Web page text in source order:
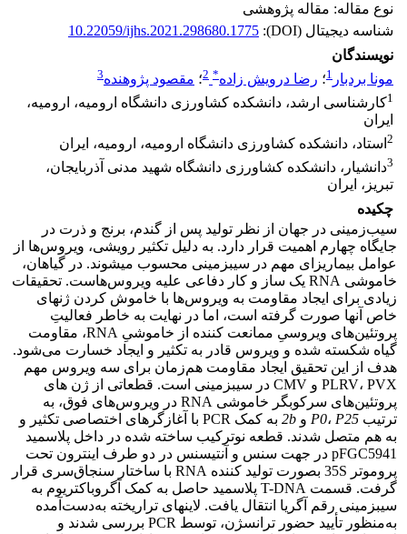
نوع مقاله: مقاله پژوهشی
شناسه دیجیتال (DOI):
10.22059/ijhs.2021.298680.1775
نویسندگان
مونا بردبار 1؛ رضا درویش زاده*
2؛ مقصود پژوهنده3
1کارشناسی ارشد، دانشکده کشاورزی دانشگاه ارومیه، ارومیه،
ایران
2 استاد، دانشکده کشاورزی دانشگاه ارومیه، ارومیه، ایران
3دانشیار، دانشکده کشاورزی دانشگاه شهید مدنی آذربایجان،
تبریز، ایران
چکیده
سیب‌زمینی در جهان از نظر تولید پس از گندم، برنج و ذرت در
جایگاه چهارم اهمیت قرار دارد. به دلیل تکثیر رویشی، ویروس‌ها از
عوامل بیماریزای مهم در سیب­زمینی محسوب می­شوند. در گیاهان،
خاموشی RNA یک ساز و کار دفاعی علیه ویروس‌هاست. تحقیقات
زیادی برای ایجاد مقاومت به ویروس‌ها با خاموش کردن ژن­های
خاص آنها صورت گرفته است، اما در نهایت به خاطر فعالیتِ
پروتئین‌های ویروسیِ ممانعت کننده از خاموشیِ RNA، مقاومت
گیاه شکسته شده و ویروس قادر به تکثیر و ایجاد خسارت می‌شود.
هدف از این تحقیق ایجاد مقاومت هم‌زمان برای سه ویروس مهم
PLRV، PVX و CMV در سیب­زمینی است. قطعاتی از ژن های
پروتئین‌های سرکوبگر خاموشی RNA در ویروس‌های فوق، به
ترتیب
P0، P25 و 2b
به کمک PCR با آغازگرهای اختصاصی تکثیر و
به هم متصل شدند. قطعه نوترکیب ساخته شده در داخل پلاسمید
pFGC5941 در جهت سنس و آنتی­سنس در دو طرف اینترون تحت
پروموتر 35S بصورت تولید کننده RNA با ساختار سنجاق‌سری قرار
گرفت. قسمت T-DNA پلاسمید حاصل به کمک آگروباکتریوم به
سیب­زمینی رقم آگریا انتقال یافت. لاین­های تراریخته به‌دست‌آمده
به‌منظور تأیید حضور ترانس­ژن، توسط PCR بررسی شدند و